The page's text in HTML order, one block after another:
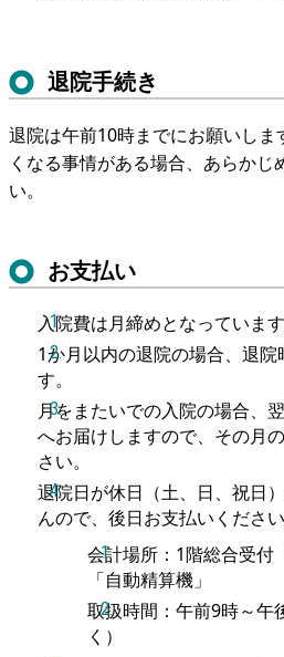
退院手続き
退院は午前10時までにお願いし
くなる事情がある場合、あらかじ
い。
お支払い
入院費は月締めとなっています
1か月以内の退院の場合、退院
す。
月をまたいでの入院の場合、
へお届けしますので、その月
さい。
退院日が休日（土、日、祝日
んので、後日お支払いくださ
会計場所：1階総合受
「自動精算機」
取扱時間：午前9時～午
く）